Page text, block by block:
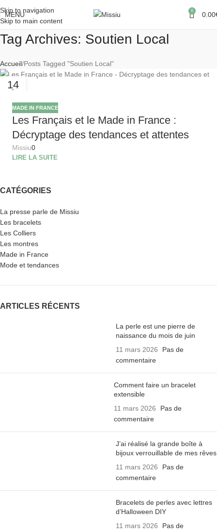
Skip to navigation
Skip to main content
MENU 0 0.00
Tag Archives: Soutien Local
Accueil Posts Tagged "Soutien Local"
14
MADE IN FRANCE
Les Français et le Made in France :
Décryptage des tendances et attentes
Missiu0
LIRE LA SUITE
CATÉGORIES
La presse parle de Missiu
Les bracelets
Les Colliers
Les montres
Made in France
Mode et tendances
ARTICLES RÉCENTS
La perle est une pierre de
naissance du mois de juin
11 mars 2026
Pas de
commentaire
Comment faire un bracelet
extensible
11 mars 2026
Pas de
commentaire
J’ai réalisé la grande boîte à
bijoux verrouillable de mes rêves
11 mars 2026
Pas de
commentaire
Bracelets de perles avec lettres
d’Halloween DIY
11 mars 2026
Pas de